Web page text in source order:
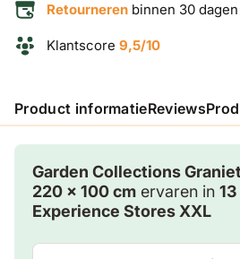
Retourneren binnen 30 dagen
Klantscore 9,5/10
Product informatieReviews
Garden Collections
220 x 100 cm ervaren in 13
Experience Stores XXL